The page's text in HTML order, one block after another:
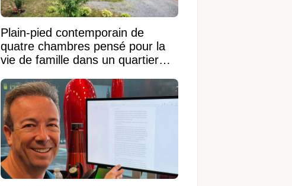
Plain-pied contemporain de
quatre chambres pensé pour la
vie de famille dans un quartier